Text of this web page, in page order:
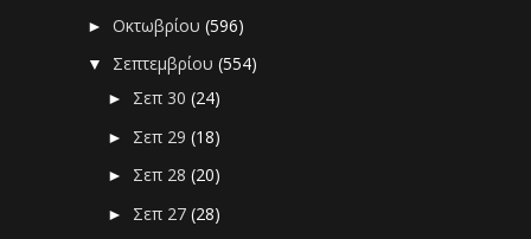
►Οκτωβρίου(596)
▼ Σεπτεμβρίου(554)
► Σεπ 30(24)
► Σεπ 29(18)
► Σεπ 28(20)
► Σεπ 27(28)